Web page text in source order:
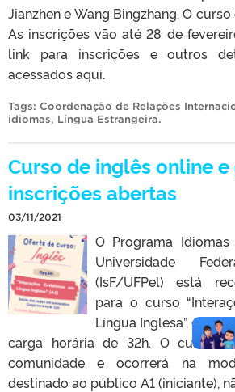
Jianzhen e Wang Bingzhang. O
As inscrições vão até 28 de
link para inscrições e outros
acessados aqui.
Tags: Coordenação de Relações
idiomas, Língua Estrangeira.
Curso de inglês online
inscrições abertas
03/11/2021
O Programa
Universidade
(IsF/UFPel) está
para o curso
Língua Inglesa”, com
carga horária de 32h. O curso
comunidade e ocorrerá na
destinado ao público A1 (iniciante),